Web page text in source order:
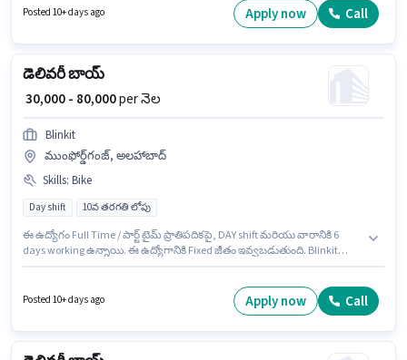
ఇవ్వబడుతుంది.
Posted 10+ days ago Apply now Call
డెలివరీ బాయ్
₹ 30,000 - 80,000per నెల
Blinkit
ముంఫోర్డ్‌గంజ్, అలహాబాద్
Skills: Bike
Day shift 10వ తరగతి లోపు
ఈ ఉద్యోగం Full Time / పార్ట్ టైమ్ ప్రాతిపదికపై, DAY shift మరియు వారానికి 6
days working ఉన్నాయి. ఈ ఉద్యోగానికి Fixed జీతం ఇవ్వబడుతుంది. Blinkit
ఉద్యోగం ముంఫోర్డ్‌గంజ్, అలహాబాద్ లో ఉంది. ఇంగ్లీష్ లో నైపుణ్యం ఉన్నవారికి
Posted 10+ days ago Apply now Call